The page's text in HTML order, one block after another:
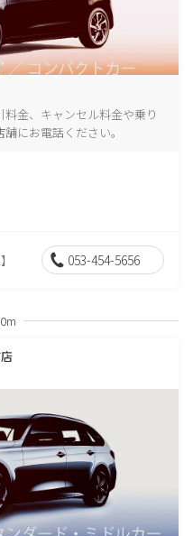
金、キャンセル料金や乗り
にお電話ください。
053-454-5656